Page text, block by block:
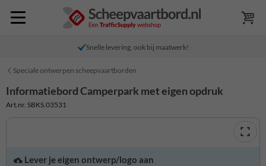
Snelle levering, ook bij maatwerk!
Speciale ontwerpen scheepvaartborden
Informatiebord Camperpark met eigen opdruk
Art.nr. SBKS.03531
Lever je eigen ontwerp/logo aan